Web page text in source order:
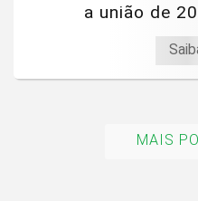
a união de
MAIS